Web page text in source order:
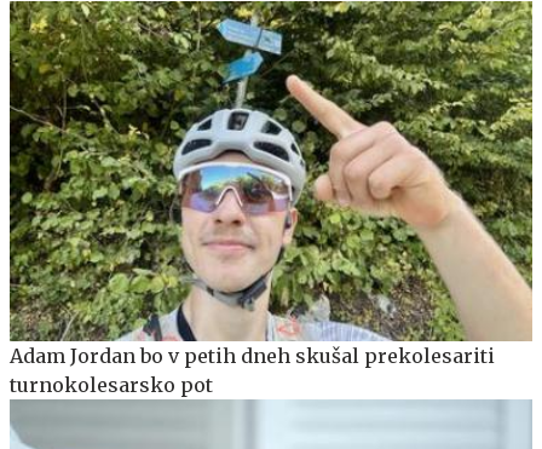
Adam Jordan bo v petih dneh skušal prekolesariti
turnokolesarsko pot